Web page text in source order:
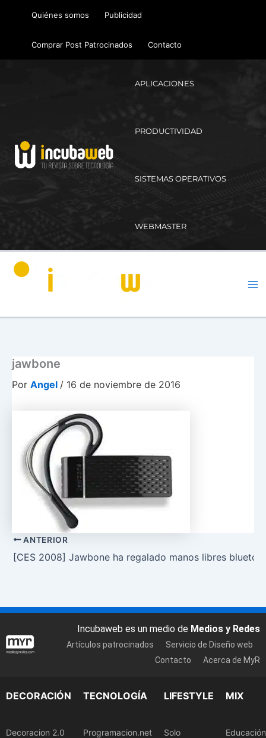
Quiénes somos Publicidad
Comprar Post Patrocinados Contacto
APLICACIONES
PRODUCTIVIDAD
SISTEMAS OPERATIVOS
WEBMASTER
jawbone
Por Angel / 16 de noviembre de 2016
ANTERIOR
[CES 2008] Jawbone ha regalado manos libres
Incubaweb es un medio de Medios y Redes
Artículos patrocinados
Servicio de Diseño web
Contacto
Acerca de MyR
DECORACIÓN
Decoracion 2.0
TECNOLOGÍA
Programacion.net
LIFESTYLE
Solo
MIX
Educación